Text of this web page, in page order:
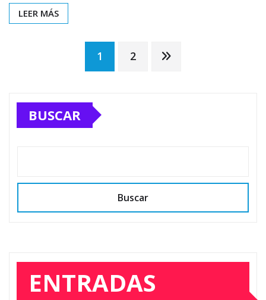
LEER MÁS
Paginación
de
entradas
1 2
BUSCAR
Buscar
ENTRADAS